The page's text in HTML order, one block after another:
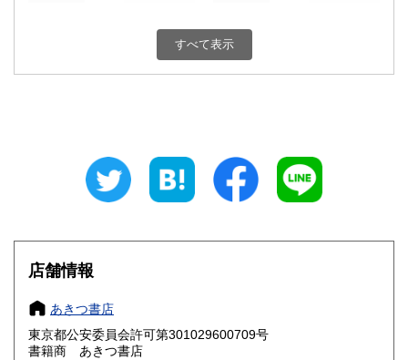
770円 富山県
770円 三重県
大阪府
奈良県
鳥取県 1,012円 島根県
すべて表示
店舗情報
あきつ書店
東京都公安委員会許可第301029600709号
書籍商 あきつ書店